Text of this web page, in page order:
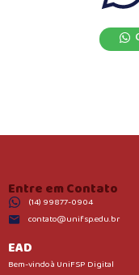
Entre em Contato
(14) 99877-0904
contato@unifsp.edu.br
EAD
Bem-vindo à UniFSP Digital